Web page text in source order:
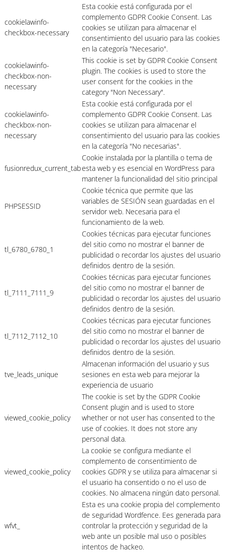
cookielawinfo-
checkbox-necessary
Esta cookie está configurada por el
complemento GDPR Cookie Consent. Las
cookies se utilizan para almacenar el
consentimiento del usuario para las cookies
en la categoría "Necesario".
cookielawinfo-
checkbox-non-
necessary
This cookie is set by GDPR Cookie Consent
plugin. The cookies is used to store the
user consent for the cookies in the
category "Non Necessary".
cookielawinfo-
checkbox-non-
necessary
Esta cookie está configurada por el
complemento GDPR Cookie Consent. Las
cookies se utilizan para almacenar el
consentimiento del usuario para las cookies
en la categoría "No necesarias".
fusionredux_current_tab
Cookie instalada por la plantilla o tema de
esta web y es esencial en WordPress para
mantener la funcionalidad del sitio principal
PHPSESSID
Cookie técnica que permite que las
variables de SESIÓN sean guardadas en el
servidor web. Necesaria para el
funcionamiento de la web.
tl_6780_6780_1
Cookies técnicas para ejecutar funciones
del sitio como no mostrar el banner de
publicidad o recordar los ajustes del usuario
definidos dentro de la sesión.
tl_7111_7111_9
Cookies técnicas para ejecutar funciones
del sitio como no mostrar el banner de
publicidad o recordar los ajustes del usuario
definidos dentro de la sesión.
tl_7112_7112_10
Cookies técnicas para ejecutar funciones
del sitio como no mostrar el banner de
publicidad o recordar los ajustes del usuario
definidos dentro de la sesión.
tve_leads_unique
Almacenan información del usuario y sus
sesiones en esta web para mejorar la
experiencia de usuario
viewed_cookie_policy
The cookie is set by the GDPR Cookie
Consent plugin and is used to store
whether or not user has consented to the
use of cookies. It does not store any
personal data.
viewed_cookie_policy
La cookie se configura mediante el
complemento de consentimiento de
cookies GDPR y se utiliza para almacenar si
el usuario ha consentido o no el uso de
cookies. No almacena ningún dato personal.
wfvt_
Esta es una cookie propia del complemento
de seguridad Wordfence. Ees generada para
controlar la protección y seguridad de la
web ante un posible mal uso o posibles
intentos de hackeo.